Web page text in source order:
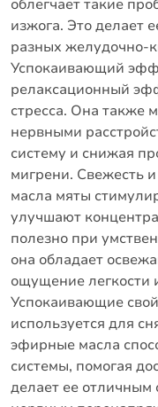
облегчает такие
изжога. Это делает
разных желудочно-
Успокаивающий
релаксационный
стресса. Она также
нервными
систему и снижая
мигрени. Свежесть
масла мяты
улучшают
полезно при
она обладает
ощущение легкости
Успокаивающие
используется для
эфирные масла
системы, помогая
делает ее отличным